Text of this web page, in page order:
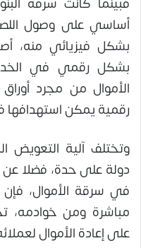
فبينما كانت سرقة
أساسي على وصول
بشكل فيزيائي منه،
بشكل رقمي في
الأموال من مجرد أوراق
رقمية يمكن استهدافها
وتختلف آلية
دولة على حدة، فضلا
في سرقة الأموال،
مباشرة ومن خوادمه،
على إعادة الأموال